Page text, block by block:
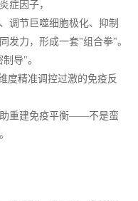
症因子，
调节巨噬细胞极化、抑制
发力，形成一套"组合拳"。
导"。
度精准调控过激的免疫反
助重建免疫平衡——不是蛮